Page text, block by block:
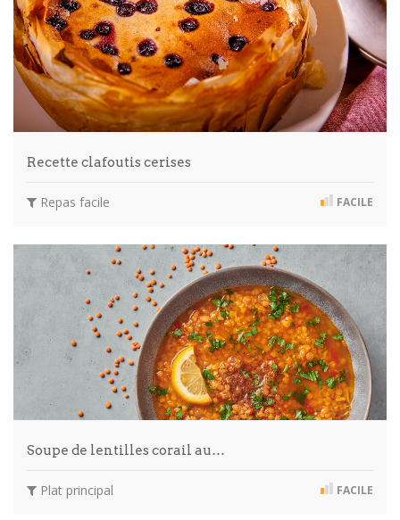
Recette clafoutis cerises
Repas facile FACILE
Soupe de lentilles corail au…
Plat principal FACILE